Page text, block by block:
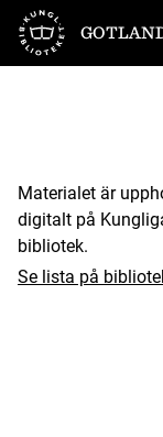
Till startsidan
Materialet är
digitalt på
bibliotek.
Se lista på